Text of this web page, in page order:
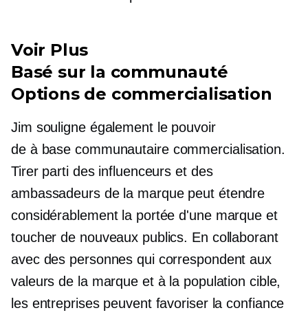
Voir Plus
Basé sur la communauté
Options de commercialisation
Jim souligne également le pouvoir
de à base communautairecommercialisation.
Tirer parti des influenceurs et des
ambassadeurs de la marque peut étendre
considérablement la portée d'une marque et
toucher de nouveaux publics. En collaborant
avec des personnes qui correspondent aux
valeurs de la marque et à la population cible,
les entreprises peuvent favoriser la confiance